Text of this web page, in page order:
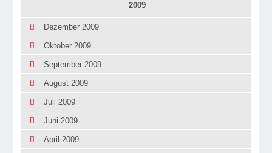
2009
Dezember 2009
Oktober 2009
September 2009
August 2009
Juli 2009
Juni 2009
April 2009